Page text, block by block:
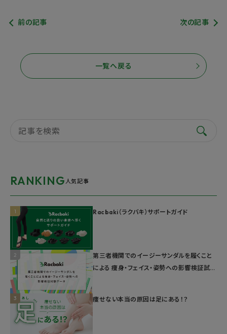
前の記事 次の記事
一覧へ戻る
RANKING 人気記事
1 Racbaki（ラクバキ）サポートガイド
2
第三者機関でのイージーサンダルを履くこと
による 痩身・フェイス・姿勢への影響検証試験
3 痩せない本当の原因は足にある！？